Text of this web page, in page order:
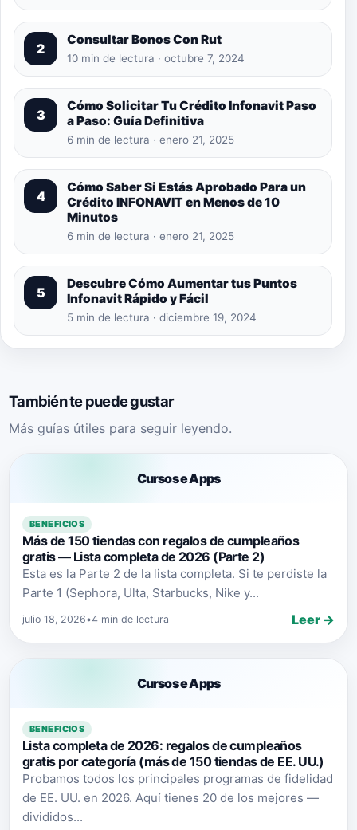
2
Consultar Bonos Con Rut
10 min de lectura · octubre 7, 2024
3
Cómo Solicitar Tu Crédito Infonavit Paso
a Paso: Guía Definitiva
6 min de lectura · enero 21, 2025
4
Cómo Saber Si Estás Aprobado Para un
Crédito INFONAVIT en Menos de 10
Minutos
6 min de lectura · enero 21, 2025
5
Descubre Cómo Aumentar tus Puntos
Infonavit Rápido y Fácil
5 min de lectura · diciembre 19, 2024
También te puede gustar
Más guías útiles para seguir leyendo.
Cursos e Apps
BENEFICIOS
Más de 150 tiendas con regalos de cumpleaños
gratis — Lista completa de 2026 (Parte 2)
Esta es la Parte 2 de la lista completa. Si te perdiste la
Parte 1 (Sephora, Ulta, Starbucks, Nike y...
julio 18, 2026•4 min de lectura Leer →
Cursos e Apps
BENEFICIOS
Lista completa de 2026: regalos de cumpleaños
gratis por categoría (más de 150 tiendas de EE. UU.)
Probamos todos los principales programas de fidelidad
de EE. UU. en 2026. Aquí tienes 20 de los mejores —
divididos...